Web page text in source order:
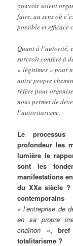
pouvoirsoient
faire, au sens où
possible et efficace
Quant à l’autorité,
surcroît conféré à
« légitimes » pour
notre propre
réfère pour
nous permet de
l’autoritarisme.
Le processus
profondeur les
lumière le
sont les
manifestations
du XXe siècle
« l’entreprise de
en sa propre
chaînon », bref
totalitarisme ?